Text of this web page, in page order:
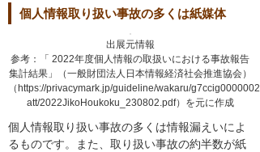
個人情報取り扱い事故の多くは紙媒体
出展元情報
参考：「 2022年度個人情報の取扱いにおける事故報告
集計結果」（一般財団法人日本情報経済社会推進協会）
（https://privacymark.jp/guideline/wakaru/
att/2022JikoHoukoku_230802.pdf）を元に作成
個人情報取り扱い事故の多くは情報漏えいによ
るものです。また、取り扱い事故の約半数が紙